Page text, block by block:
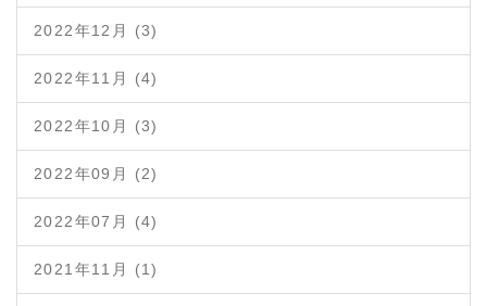
2022年12月 (3)
2022年11月 (4)
2022年10月 (3)
2022年09月 (2)
2022年07月 (4)
2021年11月 (1)